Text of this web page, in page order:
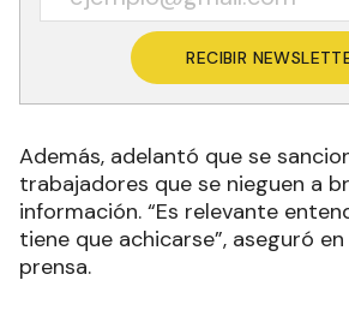
RECIBIR
Además, adelantó que se
trabajadores que se nieguen a
información. “Es relevante
tiene que achicarse”, aseguró
prensa.